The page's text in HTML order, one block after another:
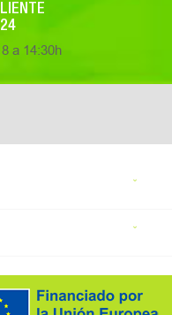
a 14:30h

